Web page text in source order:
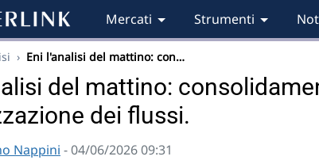
Mercati Strumenti
› Eni l'analisi del mattino: con…
del mattino:
dei flussi.
Nappini - 04/06/2026 09:31